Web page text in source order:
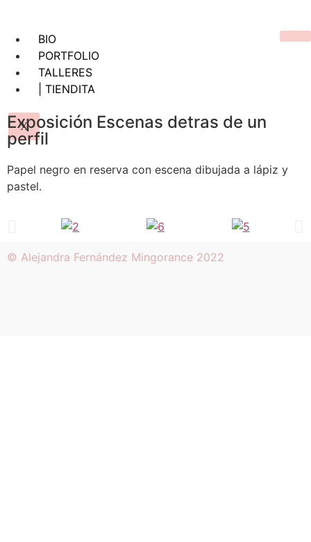
BIO
PORTFOLIO
TALLERES
| TIENDITA
X
Exposición Escenas detras de un
perfil
Papel negro en reserva con escena dibujada a lápiz y
pastel.
© Alejandra Fernández Mingorance 2022